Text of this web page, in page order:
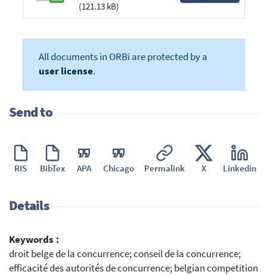
(121.13 kB)
All documents in ORBi are protected by a
user license.
Send to
RIS BibTex APA Chicago Permalink X Linkedin
Details
Keywords :
droit belge de la concurrence; conseil de la concurrence;
efficacité des autorités de concurrence; belgian competition